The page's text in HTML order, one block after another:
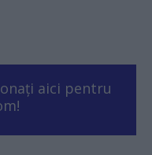
aici pentru